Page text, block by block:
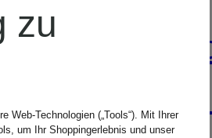
zu
Web-Technologien („Tools“). Mit Ihrer
um Ihr Shoppingerlebnis und unser